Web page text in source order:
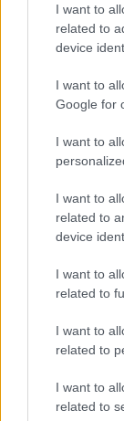
I want to
related to
device
I want to
Google for
I want to
I want to
related to
device
I want to
related to
I want to
related to
I want to
related to
Η
Moderna
ΗΠΑ την
δοκιμές
Υγεία|
Νέα
της
Πότε
μάσκες